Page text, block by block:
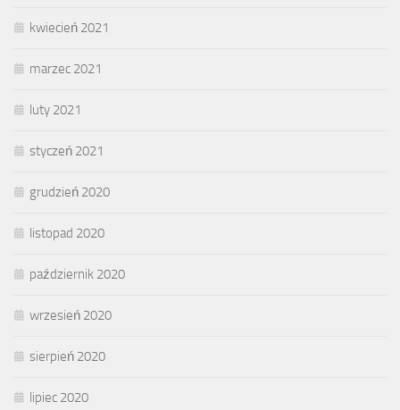
kwiecień 2021
marzec 2021
luty 2021
styczeń 2021
grudzień 2020
listopad 2020
październik 2020
wrzesień 2020
sierpień 2020
lipiec 2020